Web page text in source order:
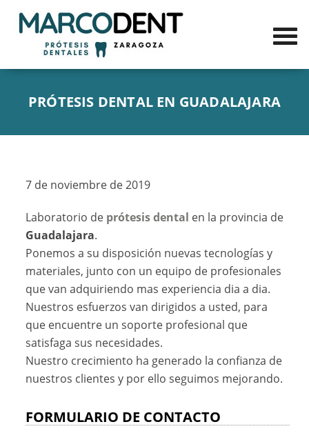
PRÓTESIS DENTAL EN GUADALAJARA
7 de noviembre de 2019
Laboratorio de prótesis dental en la provincia de
Guadalajara.
Ponemos a su disposición nuevas tecnologías y
materiales, junto con un equipo de profesionales
que van adquiriendo mas experiencia dia a dia.
Nuestros esfuerzos van dirigidos a usted, para
que encuentre un soporte profesional que
satisfaga sus necesidades.
Nuestro crecimiento ha generado la confianza de
nuestros clientes y por ello seguimos mejorando.
FORMULARIO DE CONTACTO